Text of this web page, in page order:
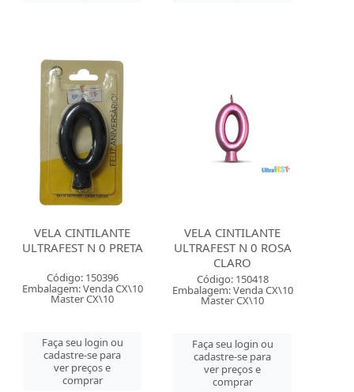
VELA CINTILANTE
ULTRAFEST N 0 PRETA
Código: 150396
Embalagem: Venda CX\10
Master CX\10
Faça seu login ou
cadastre-se para
ver preços e
comprar
VELA CINTILANTE
ULTRAFEST N 0 ROSA
CLARO
Código: 150418
Embalagem: Venda CX\10
Master CX\10
Faça seu login ou
cadastre-se para
ver preços e
comprar